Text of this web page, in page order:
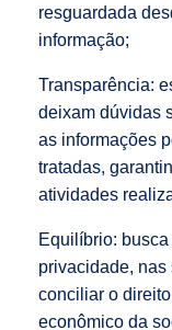
resguardada
informação;
Transparência:
deixam dúvidas
as informações
tratadas,
atividades
Equilíbrio:
privacidade,
conciliar o
econômico da